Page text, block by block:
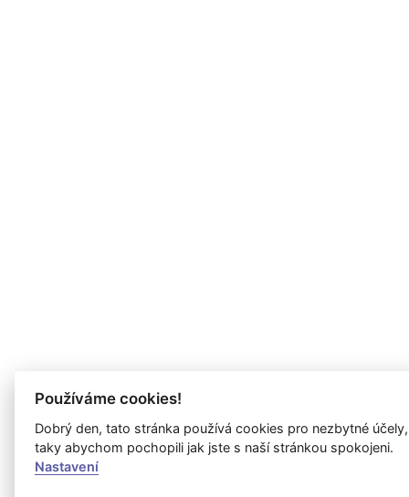
Používáme cookies!
Dobrý den, tato stránka používá cookies pro nezbytné
taky abychom pochopili jak jste s naší stránkou spokojeni.
Nastavení